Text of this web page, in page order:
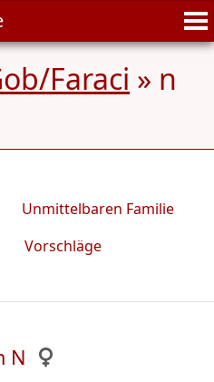
Faraci » n
Unmittelbaren Familie
Vorschläge
N